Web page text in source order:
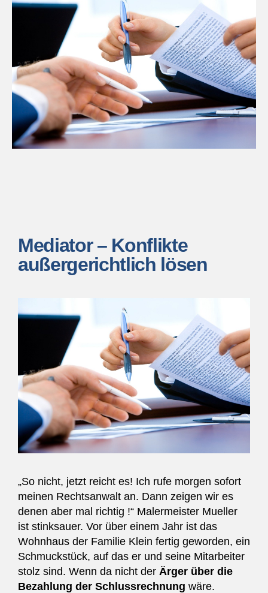
Mediator – Konflikte
außergerichtlich lösen
„So nicht, jetzt reicht es! Ich rufe morgen sofort
meinen Rechtsanwalt an. Dann zeigen wir es
denen aber mal richtig !“ Malermeister Mueller
ist stinksauer. Vor über einem Jahr ist das
Wohnhaus der Familie Klein fertig geworden, ein
Schmuckstück, auf das er und seine Mitarbeiter
stolz sind. Wenn da nicht der Ärger über die
Bezahlung der Schlussrechnung wäre.